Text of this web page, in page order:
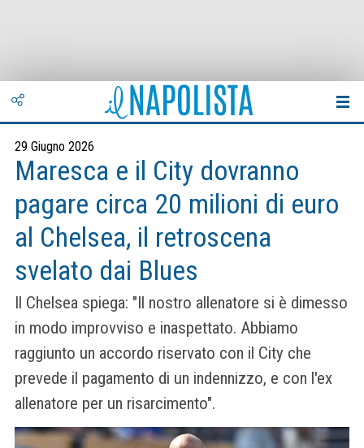
29 Giugno 2026
Maresca e il City dovranno
pagare circa 20 milioni di euro
al Chelsea, il retroscena
svelato dai Blues
Il Chelsea spiega: "Il nostro allenatore si è dimesso
in modo improvviso e inaspettato. Abbiamo
raggiunto un accordo riservato con il City che
prevede il pagamento di un indennizzo, e con l'ex
allenatore per un risarcimento".